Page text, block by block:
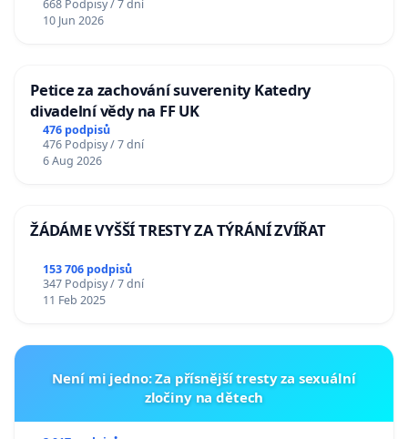
668 Podpisy / 7 dní
10 Jun 2026
Petice za zachování suverenity Katedry
divadelní vědy na FF UK
476 podpisů
476 Podpisy / 7 dní
6 Aug 2026
ŽÁDÁME VYŠŠÍ TRESTY ZA TÝRÁNÍ ZVÍŘAT
153 706 podpisů
347 Podpisy / 7 dní
11 Feb 2025
Není mi jedno: Za přísnější tresty za sexuální
zločiny na dětech